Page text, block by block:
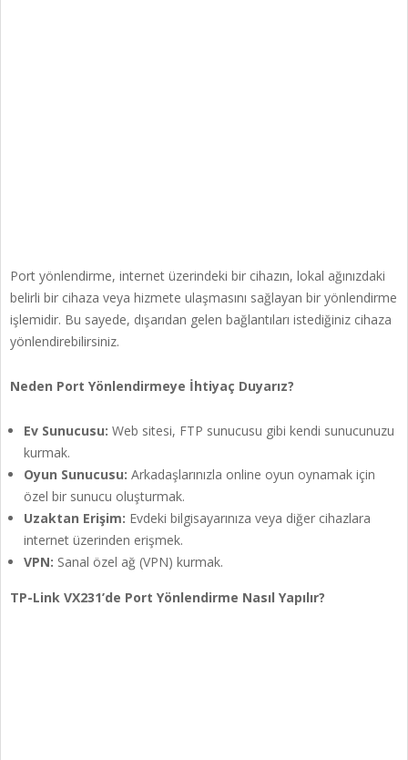
Port yönlendirme, internet üzerindeki bir cihazın, lokal ağınızdaki
belirli bir cihaza veya hizmete ulaşmasını sağlayan bir yönlendirme
işlemidir. Bu sayede, dışarıdan gelen bağlantıları istediğiniz cihaza
yönlendirebilirsiniz.
Neden Port Yönlendirmeye İhtiyaç Duyarız?
Ev Sunucusu: Web sitesi, FTP sunucusu gibi kendi sunucunuzu
kurmak.
Oyun Sunucusu: Arkadaşlarınızla online oyun oynamak için
özel bir sunucu oluşturmak.
Uzaktan Erişim: Evdeki bilgisayarınıza veya diğer cihazlara
internet üzerinden erişmek.
VPN: Sanal özel ağ (VPN) kurmak.
TP-Link VX231’de Port Yönlendirme Nasıl Yapılır?